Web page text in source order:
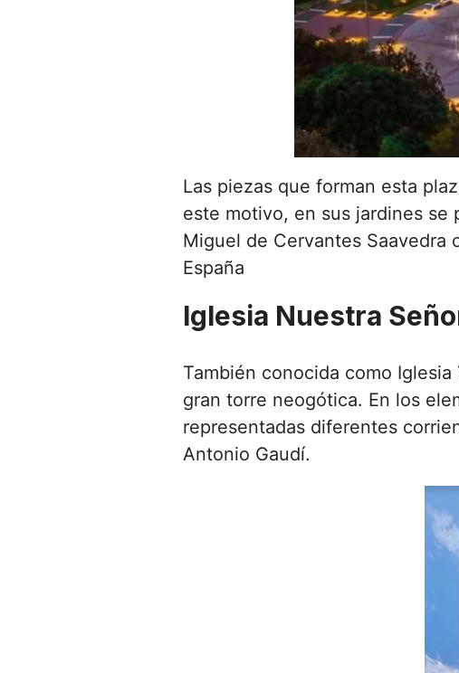
Las piezas que forman esta
este motivo, en sus jardines se
Miguel de Cervantes Saavedra
España
Iglesia Nuestra
También conocida como
gran torre neogótica. En los
representadas diferentes
Antonio Gaudí.